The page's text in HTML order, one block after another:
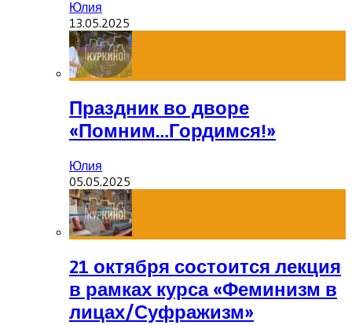
Юлия
13.05.2025
Праздник во дворе
«Помним…Гордимся!»
Юлия
05.05.2025
21 октября состоится лекция
в рамках курса «Феминизм в
лицах/Суфражизм»